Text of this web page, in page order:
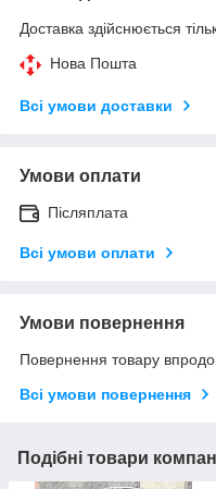
Доставка здійснюється
Нова Пошта
Всі умови доставки
Умови оплати
Післяплата
Всі умови оплати
Умови повернення
Повернення товару
Всі умови повернення
Подібні товари